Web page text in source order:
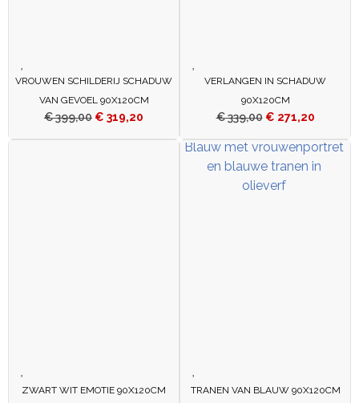
VROUWEN SCHILDERIJ SCHADUW
VAN GEVOEL 90X120CM
€399,00 € 319,20
VERLANGEN IN SCHADUW
90X120CM
€339,00 € 271,20
ZWART WIT EMOTIE 90X120CM TRANEN VAN BLAUW 90X120CM